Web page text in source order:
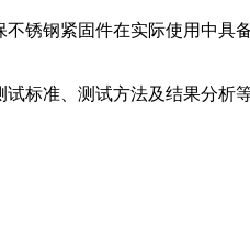
锈钢紧固件在实际使用中具
标准、测试方法及结果分析